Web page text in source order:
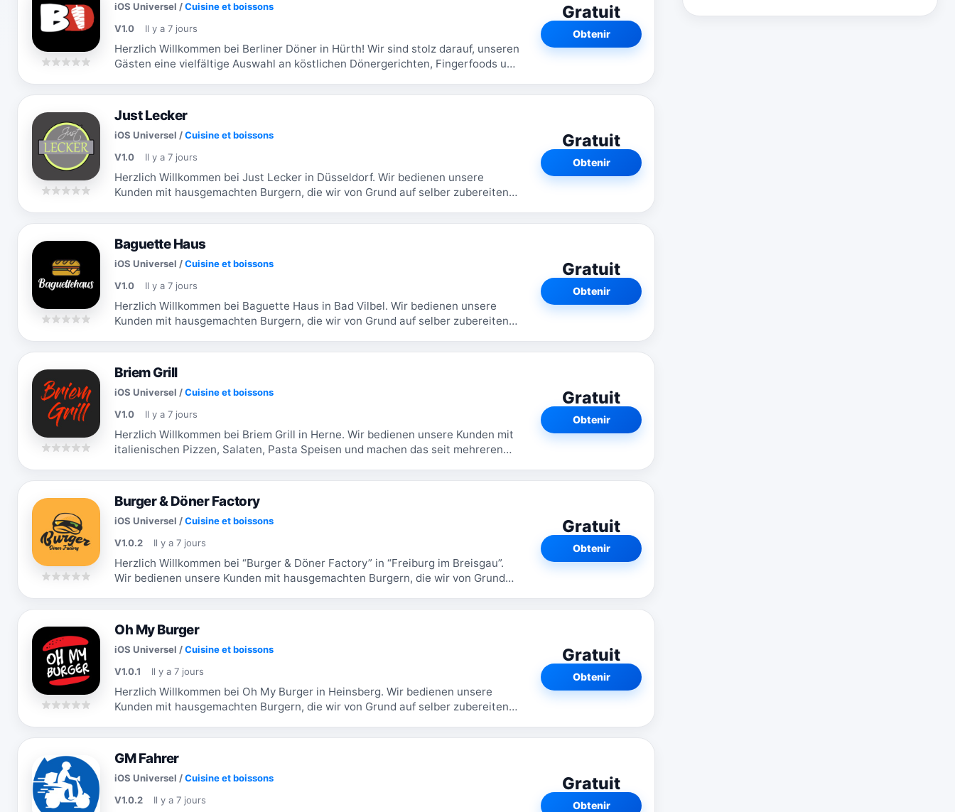
iOS Universel /Cuisine et boissons
V1.0
Il y a 7 jours
Herzlich Willkommen bei Berliner Döner in Hürth! Wir sind stolz darauf, unseren
Gästen eine vielfältige Auswahl an köstlichen Dönergerichten, Fingerfoods und
Gratuit
Obtenir
Just Lecker
iOS Universel /Cuisine et boissons
V1.0
Il y a 7 jours
Herzlich Willkommen bei Just Lecker in Düsseldorf. Wir bedienen unsere
Kunden mit hausgemachten Burgern, die wir von Grund auf selber zubereiten.
Gratuit
Obtenir
Baguette Haus
iOS Universel /Cuisine et boissons
V1.0
Il y a 7 jours
Herzlich Willkommen bei Baguette Haus in Bad Vilbel. Wir bedienen unsere
Kunden mit hausgemachten Burgern, die wir von Grund auf selber zubereiten.
Gratuit
Obtenir
Briem Grill
iOS Universel /Cuisine et boissons
V1.0
Il y a 7 jours
Herzlich Willkommen bei Briem Grill in Herne. Wir bedienen unsere Kunden mit
italienischen Pizzen, Salaten, Pasta Speisen und machen das seit mehreren
Gratuit
Obtenir
Burger & Döner Factory
iOS Universel /Cuisine et boissons
V1.0.2
Il y a 7 jours
Herzlich Willkommen bei “Burger & Döner Factory” in “Freiburg im Breisgau”.
Wir bedienen unsere Kunden mit hausgemachten Burgern, die wir von Grund
Gratuit
Obtenir
Oh My Burger
iOS Universel /Cuisine et boissons
V1.0.1
Il y a 7 jours
Herzlich Willkommen bei Oh My Burger in Heinsberg. Wir bedienen unsere
Kunden mit hausgemachten Burgern, die wir von Grund auf selber zubereiten.
Gratuit
Obtenir
GM Fahrer
iOS Universel /Cuisine et boissons
V1.0.2
Il y a 7 jours
Gratuit
Obtenir